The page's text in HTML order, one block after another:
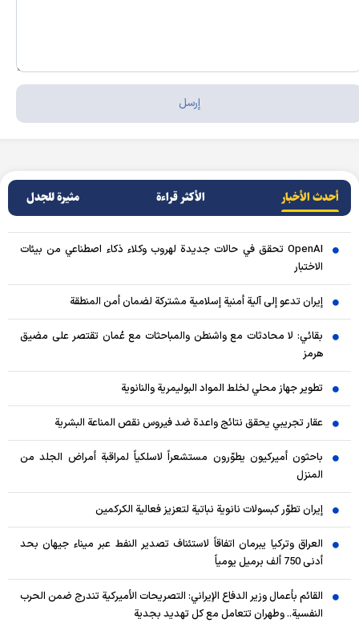
أحدث الأخبار الأکثر قراءة مثيرة للجدل
OpenAI تحقق في حالات جديدة لهروب وكلاء ذكاء اصطناعي من بيئات
الاختبار
إيران تدعو إلى آلية أمنية إسلامية مشتركة لضمان أمن المنطقة
بقائي: لا محادثات مع واشنطن والمباحثات مع عُمان تقتصر على مضيق
هرمز
تطوير جهاز محلي لخلط المواد البوليمرية والنانوية
عقار تجريبي يحقق نتائج واعدة ضد فيروس نقص المناعة البشرية
باحثون أميركيون يطوّرون مستشعراً لاسلكياً لمراقبة أمراض الجلد من
المنزل
إيران تطوّر كبسولات نانوية نباتية لتعزيز فعالية الكركمين
العراق وتركيا يبرمان اتفاقاً لاستئناف تصدير النفط عبر ميناء جيهان بحد
أدنى 750 ألف برميل يومياً
القائم بأعمال وزير الدفاع الإيراني: التصريحات الأميركية تندرج ضمن الحرب
النفسية.. وطهران تتعامل مع كل تهديد بجدية